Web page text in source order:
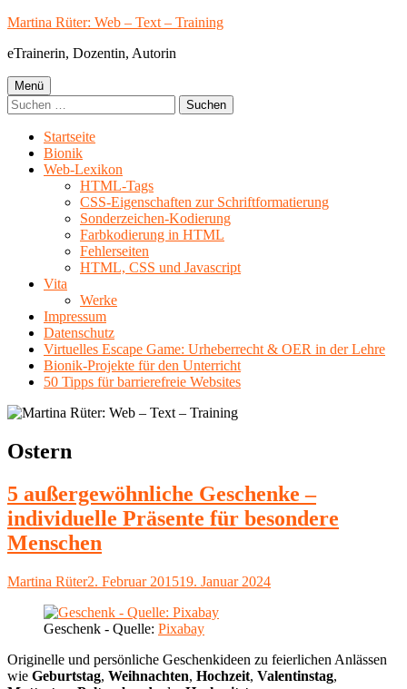
Springe
Inhalt
Martina Rüter: Web – Text – Training
eTrainerin, Dozentin, Autorin
Primäres
Menü
Menü
Suchen
nach:
Startseite
Bionik
Web-Lexikon
HTML-Tags
CSS-Eigenschaften zur Schriftformatierung
Sonderzeichen-Kodierung
Farbkodierung in HTML
Fehlerseiten
HTML, CSS und Javascript
Vita
Werke
Impressum
Datenschutz
Virtuelles Escape Game: Urheberrecht & OER in der Lehre
Bionik-Projekte für den Unterricht
50 Tipps für barrierefreie Websites
Schlagwort:
Ostern
5 außergewöhnliche Geschenke –
individuelle Präsente für besondere
Menschen
Autor
Martina RüterVeröffentlicht
2. Februar 201519. Januar 2024
Geschenk - Quelle: Pixabay
Originelle und persönliche Geschenkideen zu feierlichen Anlässen
wie Geburtstag, Weihnachten, Hochzeit, Valentinstag,